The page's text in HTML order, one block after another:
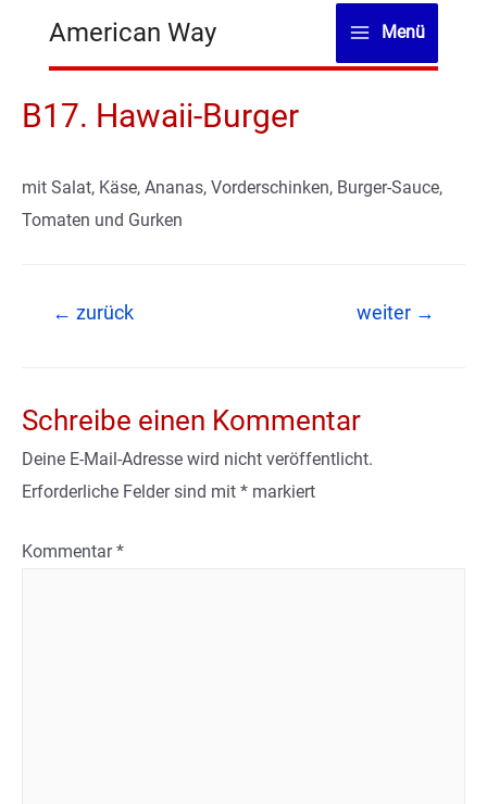
American Way
Main
Menü
B17. Hawaii-Burger
mit Salat, Käse, Ananas, Vorderschinken, Burger-Sauce,
Tomaten und Gurken
Beitragsnavigation
← zurück weiter →
Schreibe einen Kommentar
Deine E-Mail-Adresse wird nicht veröffentlicht.
Erforderliche Felder sind mit * markiert
Kommentar*